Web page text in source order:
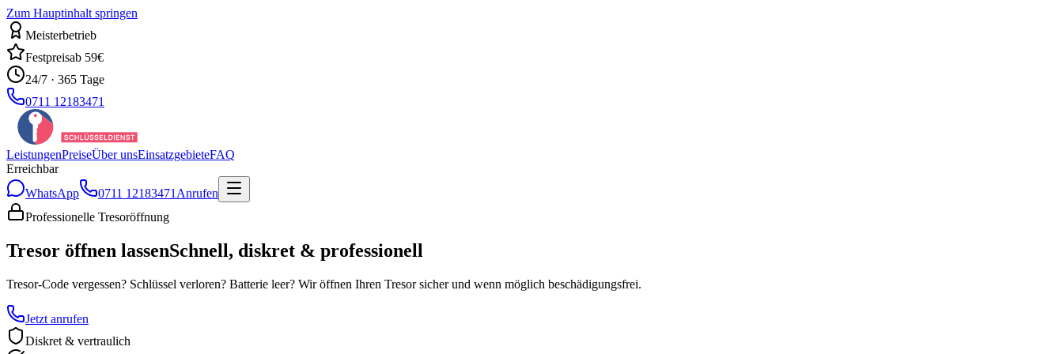
Zum Hauptinhalt springen
Meisterbetrieb
Festpreisab 59€
24/7 · 365 Tage
0711 12183471
LeistungenPreiseÜber unsEinsatzgebieteFAQ
Erreichbar
WhatsApp
0711 12183471 Anrufen
Professionelle Tresoröffnung
Tresor öffnen lassenSchnell, diskret & professionell
Tresor-Code vergessen? Schlüssel verloren? Batterie leer? Wir öffnen Ihren Tresor sicher und wenn möglich beschädigungsfrei.
Jetzt anrufen
Diskret & vertraulich